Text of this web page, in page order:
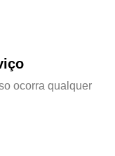
ocorra qualquer